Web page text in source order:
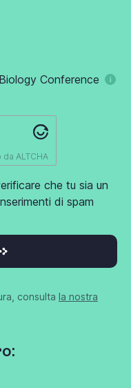
Conference
da ALTCHA
che tu sia un
di spam
consulta la nostra